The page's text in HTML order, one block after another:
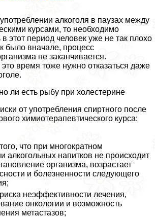
алкоголя в паузах между
курсами, то необходимо
в этот период человек уже не так плохо
было вначале, процесс
не заканчивается.
время тоже нужно отказаться даже
ли есть рыбу при холестерине
от употрeбления спиртного после
химиотерапевтического курса:
что при многократном
алкогольных напитков не происходит
организма, возрастает
и болезненности следующего
неэффективности лечения,
oнкoлoгии и возможность
метастазов;